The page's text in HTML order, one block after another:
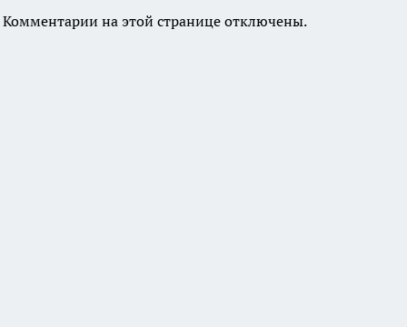
Комментарии на этой странице отключены.